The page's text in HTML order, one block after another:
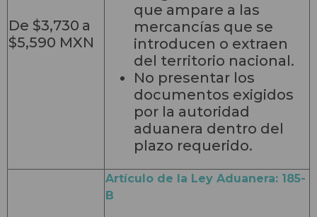
De $3,730 a
$5,590 MXN
que ampare a las
mercancías que se
introducen o extraen
del territorio nacional.
No presentar los
documentos exigidos
por la autoridad
aduanera dentro del
plazo requerido.
Artículo de la Ley Aduanera: 185-
B